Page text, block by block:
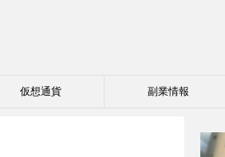
仮想通貨 副業情報